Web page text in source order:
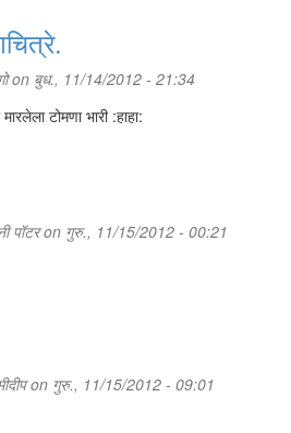
on बुध., 11/14/2012 - 21:34
टोमणा भारी :हाहा:
पॉटरon गुरु., 11/15/2012 - 00:21
on गुरु., 11/15/2012 - 09:01